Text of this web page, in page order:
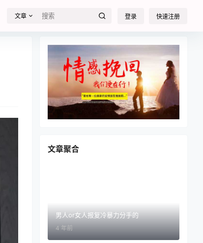
文章 登录 快速注册
文章聚合
男人or女人报复冷暴力分手的
4 年前